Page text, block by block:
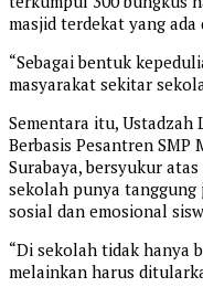
masjid terdekat yang
“Sebagai bentuk
masyarakat sekitar
Sementara itu, Ustadzah
Berbasis Pesantren SMP
Surabaya, bersyukur
sekolah punya tanggung
sosial dan emosional
“Di sekolah tidak hanya
melainkan harus